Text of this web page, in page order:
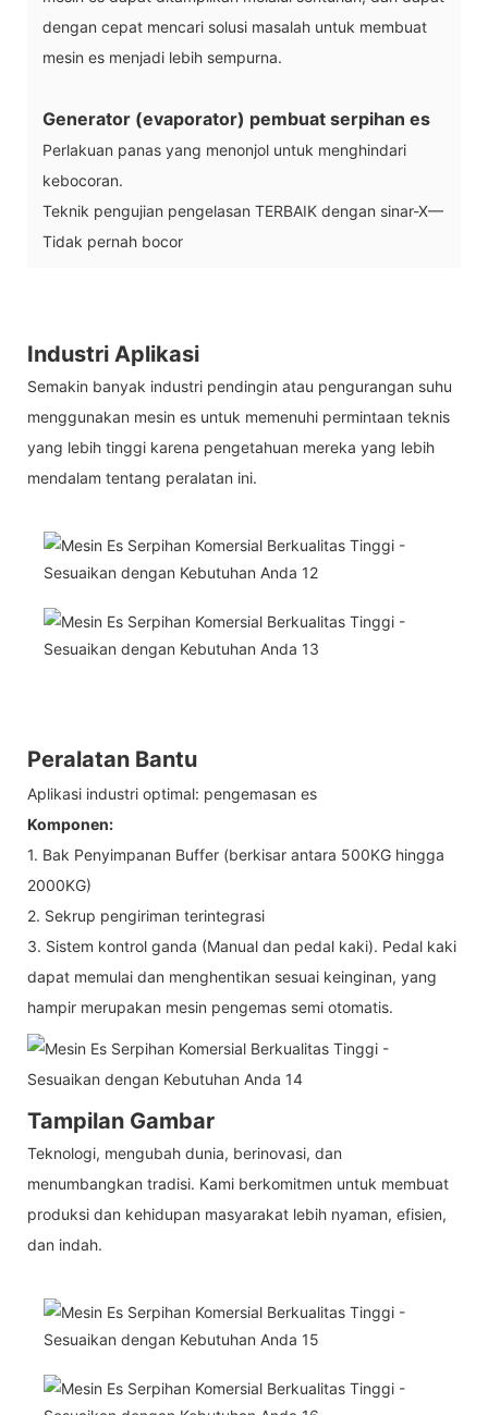
dengan cepat mencari solusi masalah untuk membuat
mesin es menjadi lebih sempurna.
Generator (evaporator) pembuat serpihan es
Perlakuan panas yang menonjol untuk menghindari
kebocoran.
Teknik pengujian pengelasan TERBAIK dengan sinar-X—
Tidak pernah bocor
Industri Aplikasi
Semakin banyak industri pendingin atau pengurangan suhu
menggunakan mesin es untuk memenuhi permintaan teknis
yang lebih tinggi karena pengetahuan mereka yang lebih
mendalam tentang peralatan ini.
Peralatan Bantu
Aplikasi industri optimal: pengemasan es
Komponen:
1. Bak Penyimpanan Buffer (berkisar antara 500KG hingga
2000KG)
2. Sekrup pengiriman terintegrasi
3. Sistem kontrol ganda (Manual dan pedal kaki). Pedal kaki
dapat memulai dan menghentikan sesuai keinginan, yang
hampir merupakan mesin pengemas semi otomatis.
Tampilan Gambar
Teknologi, mengubah dunia, berinovasi, dan
menumbangkan tradisi. Kami berkomitmen untuk membuat
produksi dan kehidupan masyarakat lebih nyaman, efisien,
dan indah.